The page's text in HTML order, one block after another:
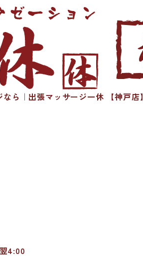
ら｜出張マッサージ一休 【神戸店】
4:00